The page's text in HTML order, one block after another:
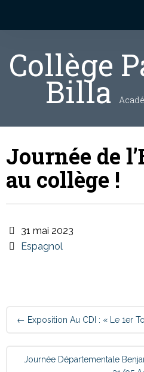
Collège
Billa
Journée de
au collège !
31 mai 2023
Espagnol
Post
navigation
← Exposition Au CDI : « Le 1er
Journée Départementale